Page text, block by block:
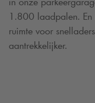
1.800 laadpalen.
ruimte voor
aantrekkelijker.